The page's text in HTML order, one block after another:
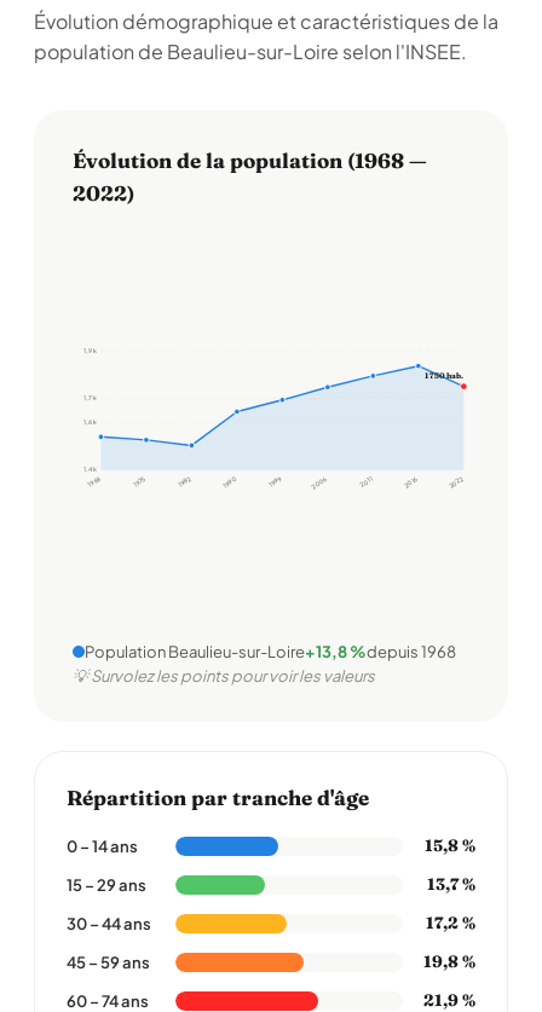
Évolution démographique et caractéristiques de la
population de Beaulieu-sur-Loire selon l'INSEE.
Évolution de la population (1968 —
2022)
1,4 k
1,6 k
1,7 k
1,9 k
1968 1975 1982 1990 1999 2006 2011 2016 2022
1 750 hab.
Population Beaulieu-sur-Loire+13,8 %depuis 1968
💡 Survolez les points pour voir les valeurs
Répartition par tranche d'âge
0 – 14 ans 15,8 %
15 – 29 ans 13,7 %
30 – 44 ans 17,2 %
45 – 59 ans 19,8 %
60 – 74 ans 21,9 %